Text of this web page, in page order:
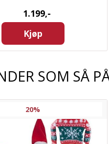
1.199,-
Kjøp
SOM SÅ
20%